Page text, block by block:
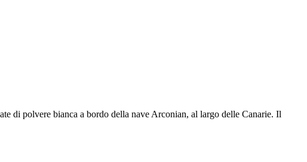
di polvere bianca a bordo della nave Arconian, al largo delle Canarie. Il